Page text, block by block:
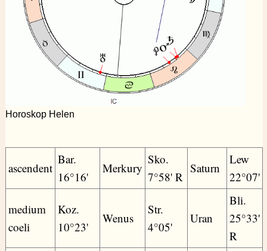
Horoskop Helen
ascendent
Bar.
16°16'
Merkury
Sko.
7°58' R
Saturn
Lew
22°07'
medium
coeli
Koz.
10°23'
Wenus
Str.
4°05'
Uran
Bli.
25°33'
R